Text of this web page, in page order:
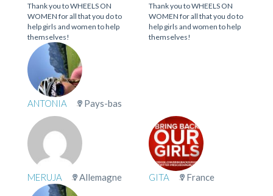
Thank you to WHEELS ON
WOMEN for all that you do to
help girls and women to help
themselves!
Thank you to WHEELS ON
WOMEN for all that you do to
help girls and women to help
themselves!
ANTONIA Pays-bas
MERUJA Allemagne GITA France